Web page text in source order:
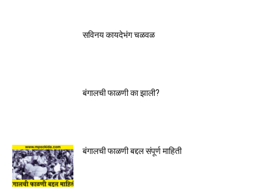
सविनय कायदेभंग चळवळ
बंगालची फाळणी का झाली?
बंगालची फाळणी बद्दल संपूर्ण माहिती